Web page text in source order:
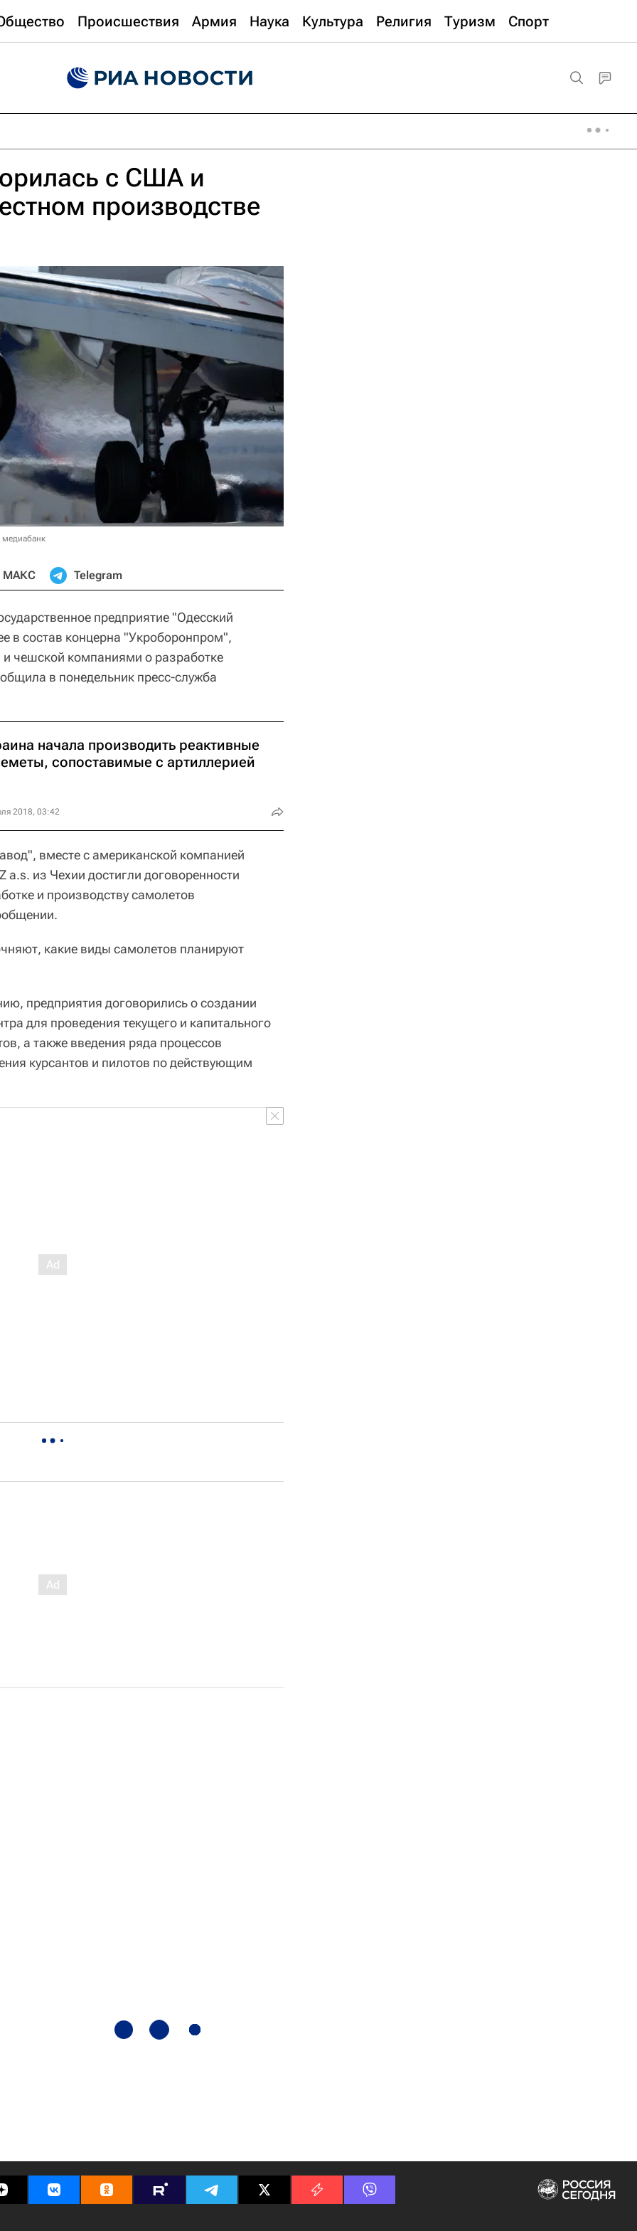
Происшествия Армия Наука Культура Религия Туризм Спорт
с США и
производстве
медиабанк
МАКС Telegram
предприятие "Одесский
в состав концерна "Укроборонпром",
чешской компаниями о разработке
в понедельник пресс-служба
начала производить реактивные
сопоставимые с артиллерией
2018, 03:42
вместе с американской компанией
a.s. из Чехии достигли договоренности
и производству самолетов
какие виды самолетов планируют
предприятия договорились о создании
для проведения текущего и капитального
а также введения ряда процессов
курсантов и пилотов по действующим